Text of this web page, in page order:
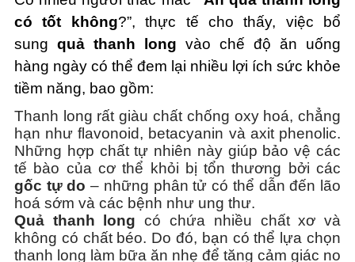
có tốt không?”, thực tế cho thấy, việc bổ
sung quả thanh long vào chế độ ăn uống
hàng ngày có thể đem lại nhiều lợi ích sức khỏe
tiềm năng, bao gồm:
Thanh long rất giàu chất chống oxy hoá, chẳng
hạn như flavonoid, betacyanin và axit phenolic.
Những hợp chất tự nhiên này giúp bảo vệ các
tế bào của cơ thể khỏi bị tổn thương bởi các
gốc tự do – những phân tử có thể dẫn đến lão
hoá sớm và các bệnh như ung thư.
Quả thanh long có chứa nhiều chất xơ và
không có chất béo. Do đó, bạn có thể lựa chọn
thanh long làm bữa ăn nhẹ để tăng cảm giác no